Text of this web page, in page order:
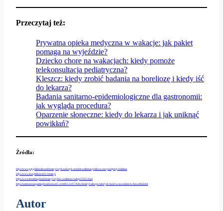
Przeczytaj też:
Prywatna opieka medyczna w wakacje: jak pakiet
pomaga na wyjeździe?
Dziecko chore na wakacjach: kiedy pomoże
telekonsultacja pediatryczna?
Kleszcz: kiedy zrobić badania na boreliozę i kiedy iść
do lekarza?
Badania sanitarno-epidemiologiczne dla gastronomii:
jak wygląda procedura?
Oparzenie słoneczne: kiedy do lekarza i jak uniknąć
powikłań?
Źródła:
https://www.pap.pl/aktualnosci/fentanyl-czyli-narkotyk-zombie-uzaleznia-polakow-mz-podejmuje-dzialania
https://www.doz.pl/leki/w405-fentanyl
https://www.termedia.pl/mz/Fentanyl-szybko-uzaleznia-i-zabija,55925.html
https://wiadomosci.gazeta.pl/wiadomosci/7,114883,31077846,fentanyl-zabojca-mlodych-ludzi-w-zurominie-tu-biora-leki.html
Autor